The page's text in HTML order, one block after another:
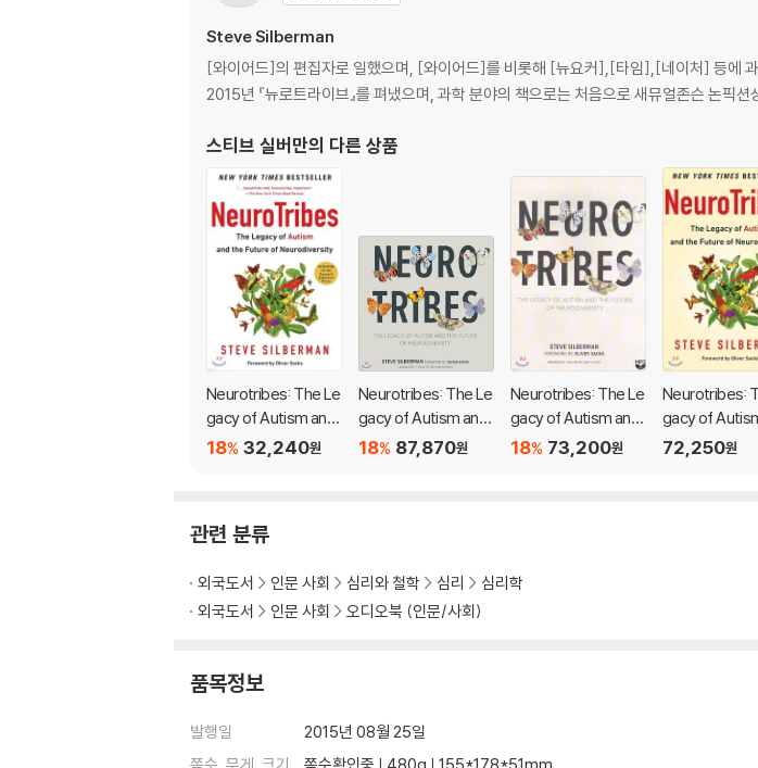
Steve Silberman
[와이어드]의 편집자로 일했으며, [와이어드]를 비롯해 [뉴요커],[타임],[네이처] 등에
2015년 『뉴로트라이브』를 펴냈으며, 과학 분야의 책으로는 처음으로 새뮤얼존슨 논픽션
스티브 실버만의 다른 상품
Neurotribes: The Le
gacy of Autism and
the Future of Neuro
32,240원
18%
Neurotribes: The Le
gacy of Autism and
the Future of Neuro
87,870원
18%
Neurotribes: The Le
gacy of Autism and
the Future of Neuro
73,200원
18%
Neurotribes:
gacy of
the Future of
72,250원
관련 분류
외국도서 인문 사회 심리와 철학 심리
심리학
외국도서
인문 사회 오디오북 (인문/사회)
품목정보
발행일
2015년 08월 25일